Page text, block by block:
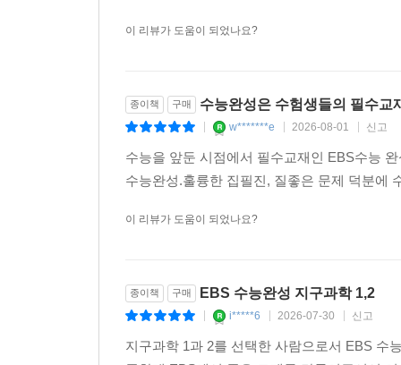
이 리뷰가 도움이 되었나요?
종이책 구매 수능완성은 수험생들의 필수교
w*******e 2026-08-01 신고
수능을 앞둔 시점에서 필수교재인 EBS수능
수능완성.훌륭한 집필진, 질좋은 문제 덕분에
이 리뷰가 도움이 되었나요?
종이책 구매 EBS 수능완성 지구과학 1,2
i*****6 2026-07-30 신고
지구과학 1과 2를 선택한 사람으로서 EBS 수